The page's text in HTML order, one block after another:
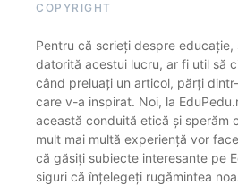
COPYRIGHT
Pentru că scrieți despre
datorită acestui lucru, ar fi util să
când preluați un articol, părți
care v-a inspirat. Noi, la
această conduită etică și sperăm
mult mai multă experiență vor
că găsiți subiecte interesante pe
siguri că înțelegeți rugămintea